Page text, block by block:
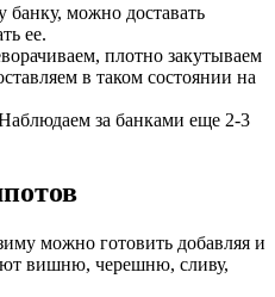
банку, можно доставать
ее.
плотно закутываем
в таком состоянии на
за банками еще 2-3
можно готовить добавляя и
вишню, черешню, сливу,